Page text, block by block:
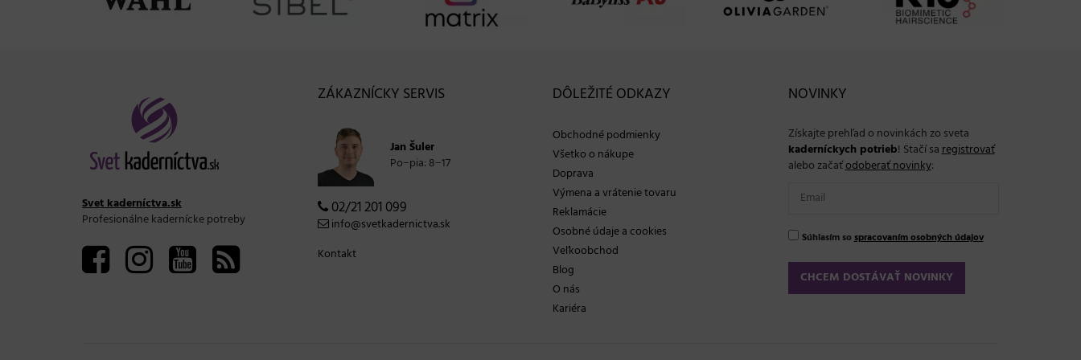
Svet kaderníctva.sk
Profesionálne kadernícke potreby
ZÁKAZNÍCKY SERVIS
Jan Šuler
Po−pia: 8−17
02/21 201 099
info@svetkadernictva.sk
Kontakt
DÔLEŽITÉ ODKAZY
Obchodné podmienky
Všetko o nákupe
Doprava
Výmena a vrátenie tovaru
Reklamácie
Osobné údaje a cookies
Veľkoobchod
Blog
O nás
Kariéra
NOVINKY
Získajte prehľad o novinkách zo sveta
kaderníckych potrieb! Stačí saregistrovať
alebo začaťodoberať novinky:
Súhlasím so spracovaním osobných údajov